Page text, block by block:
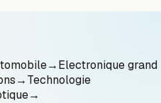
→Electronique grand
→Technologie
→